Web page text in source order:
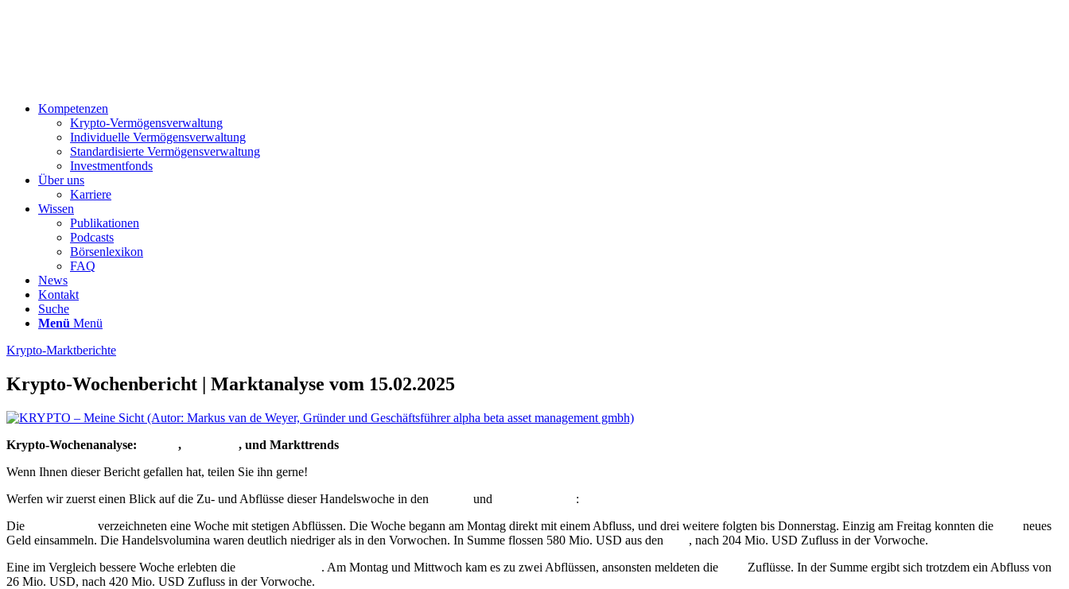
Kompetenzen
Krypto-Vermögensverwaltung
Individuelle Vermögensverwaltung
Standardisierte Vermögensverwaltung
Investmentfonds
Über uns
Karriere
Wissen
Publikationen
Podcasts
Börsenlexikon
FAQ
News
Kontakt
Suche
Menü Menü
Krypto-Marktberichte
Krypto-Wochenbericht | Marktanalyse vom 15.02.2025
Krypto-Wochenanalyse: ,
, und Markttrends
Wenn Ihnen dieser Bericht gefallen hat, teilen Sie ihn gerne!
Werfen wir zuerst einen Blick auf die Zu- und Abflüsse dieser Handelswoche in den
und
:
Die
verzeichneten eine Woche mit stetigen Abflüssen. Die Woche begann am Montag direkt mit einem Abfluss, und drei weitere folgten bis Donnerstag. Einzig am Freitag konnten die
neues
Geld einsammeln. Die Handelsvolumina waren deutlich niedriger als in den Vorwochen. In Summe flossen 580 Mio. USD aus den
, nach 204 Mio. USD Zufluss in der Vorwoche.
Eine im Vergleich bessere Woche erlebten die
. Am Montag und Mittwoch kam es zu zwei Abflüssen, ansonsten meldeten die
Zuflüsse. In der Summe ergibt sich trotzdem ein Abfluss von
26 Mio. USD, nach 420 Mio. USD Zufluss in der Vorwoche.